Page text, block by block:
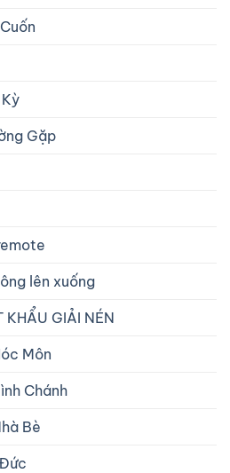
Gặp
lên xuống
KHẨU GIẢI NÉN
Môn
Chánh
Bè